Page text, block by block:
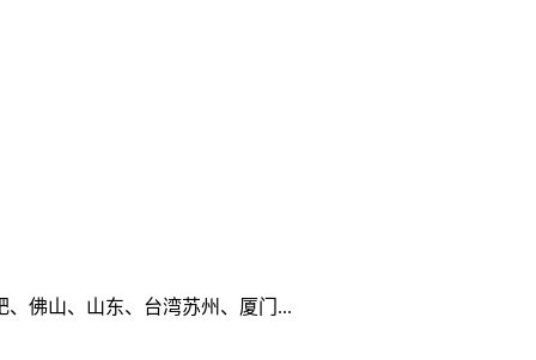
佛山、山东、台湾苏州、厦门...